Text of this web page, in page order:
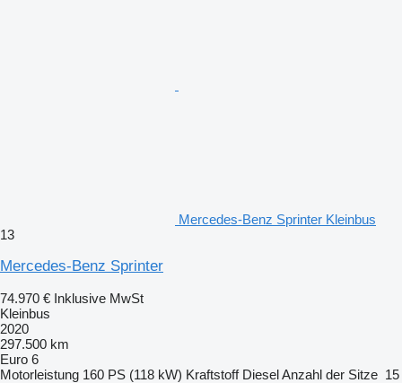
Mercedes-Benz Sprinter Kleinbus
13
Mercedes-Benz Sprinter
74.970 € Inklusive MwSt
Kleinbus
2020
297.500 km
Euro 6
Motorleistung 160 PS (118 kW) Kraftstoff DieselAnzahl der Sitze 15